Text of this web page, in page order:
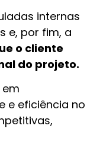
internas
e, por fim, a
o cliente
do projeto.
e eficiência no